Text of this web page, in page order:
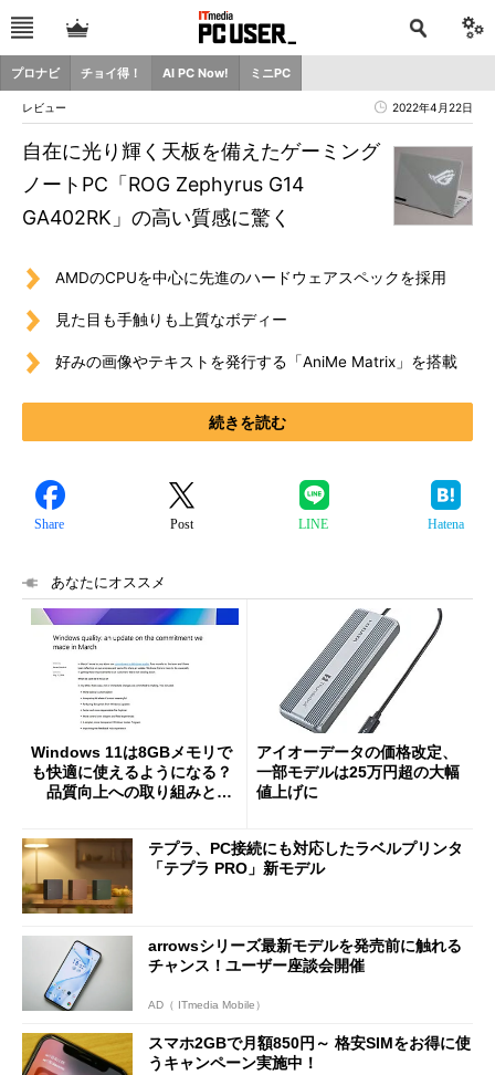
プロナビ チョイ得！ AI PC Now! ミニPC
レビュー 2022年4月22日
自在に光り輝く天板を備えたゲーミング
ノートPC「ROG Zephyrus G14
GA402RK」の高い質感に驚く
AMDのCPUを中心に先進のハードウェアスペックを採用
見た目も手触りも上質なボディー
好みの画像やテキストを発行する「AniMe Matrix」を搭載
続きを読む
Share Post LINE Hatena
あなたにオススメ
Windows 11は8GBメモリで
も快適に使えるようになる？
品質向上への取り組みと
アイオーデータの価格改定、
一部モデルは25万円超の大幅
値上げに
テプラ、PC接続にも対応したラベルプリンタ
「テプラ PRO」新モデル
arrowsシリーズ最新モデルを発売前に触れる
チャンス！ユーザー座談会開催
AD（ ITmedia Mobile）
スマホ2GBで月額850円～ 格安SIMをお得に使
うキャンペーン実施中！